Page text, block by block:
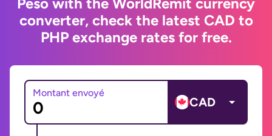
converter, check the latest CAD to
PHP exchange rates for free.
Montant envoyé
CAD